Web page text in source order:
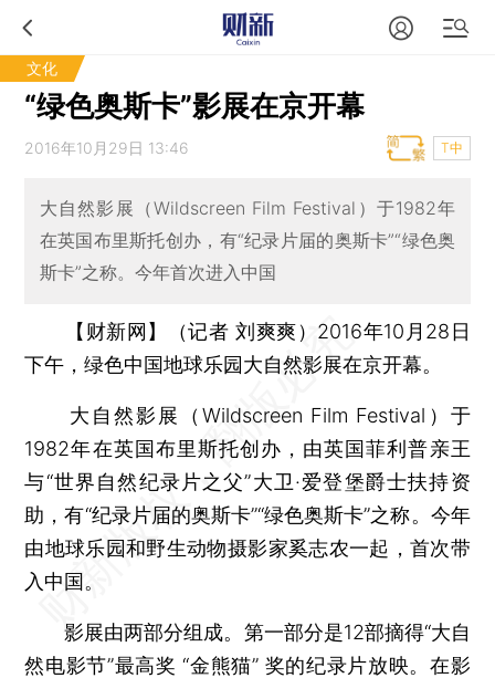
文化
“绿色奥斯卡”影展在京开幕
2016年10月29日 13:46 T中
大自然影展（Wildscreen Film Festival）于1982年
在英国布里斯托创办，有“纪录片届的奥斯卡”“绿色奥
斯卡”之称。今年首次进入中国
【财新网】（记者 刘爽爽） 2016年10月28日
下午，绿色中国地球乐园大自然影展在京开幕。
大自然影展（Wildscreen Film Festival）于
1982年在英国布里斯托创办，由英国菲利普亲王
与“世界自然纪录片之父”大卫·爱登堡爵士扶持资
助，有“纪录片届的奥斯卡”“绿色奥斯卡”之称。今年
由地球乐园和野生动物摄影家奚志农一起，首次带
入中国。
影展由两部分组成。第一部分是12部摘得“大自
然电影节”最高奖 “金熊猫” 奖的纪录片放映。在影